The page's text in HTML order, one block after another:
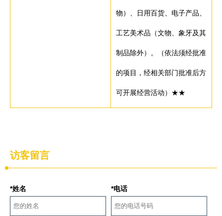
物）、日用百货、电子产品、
工艺美术品（文物、象牙及其
制品除外）。（依法须经批准
的项目，经相关部门批准后方
可开展经营活动）★★
访客留言
*姓名 *电话